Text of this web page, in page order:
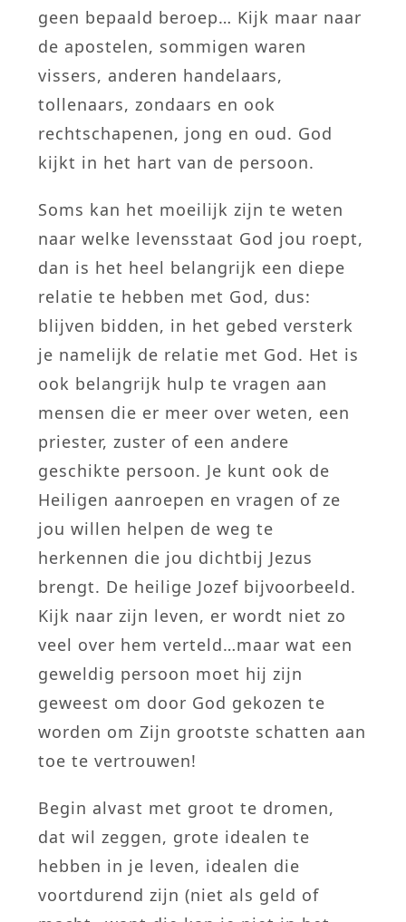
geen bepaald beroep… Kijk maar naar
de apostelen, sommigen waren
vissers, anderen handelaars,
tollenaars, zondaars en ook
rechtschapenen, jong en oud. God
kijkt in het hart van de persoon.
Soms kan het moeilijk zijn te weten
naar welke levensstaat God jou roept,
dan is het heel belangrijk een diepe
relatie te hebben met God, dus:
blijven bidden, in het gebed versterk
je namelijk de relatie met God. Het is
ook belangrijk hulp te vragen aan
mensen die er meer over weten, een
priester, zuster of een andere
geschikte persoon. Je kunt ook de
Heiligen aanroepen en vragen of ze
jou willen helpen de weg te
herkennen die jou dichtbij Jezus
brengt. De heilige Jozef bijvoorbeeld.
Kijk naar zijn leven, er wordt niet zo
veel over hem verteld…maar wat een
geweldig persoon moet hij zijn
geweest om door God gekozen te
worden om Zijn grootste schatten aan
toe te vertrouwen!
Begin alvast met groot te dromen,
dat wil zeggen, grote idealen te
hebben in je leven, idealen die
voortdurend zijn (niet als geld of